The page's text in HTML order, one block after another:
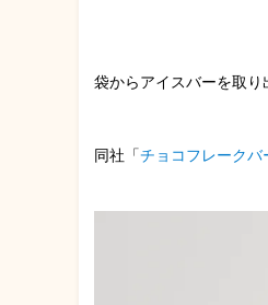
袋からアイスバーを取り
同社「チョコフレークバ